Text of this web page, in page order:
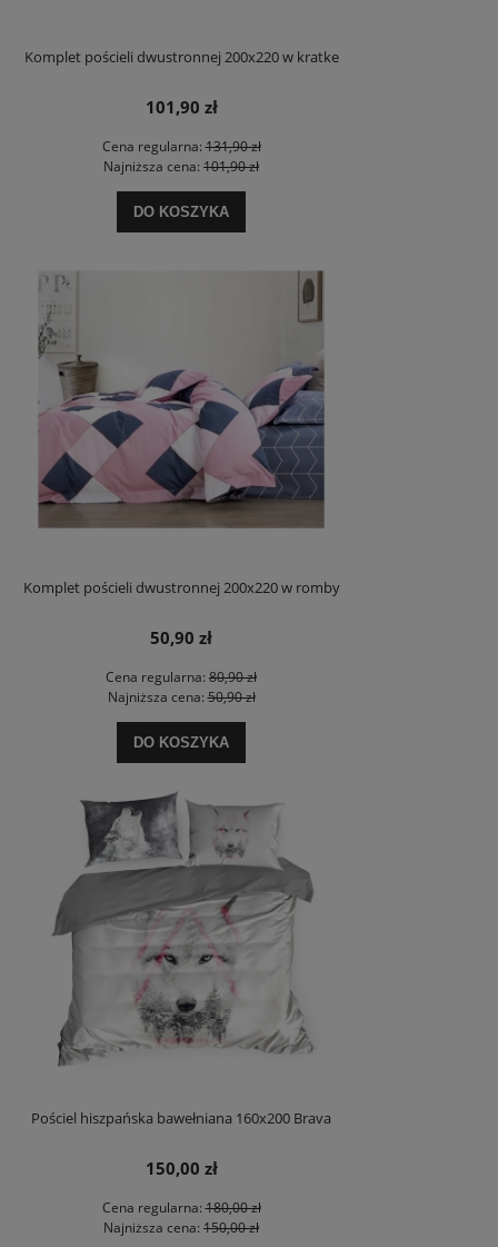
Komplet pościeli dwustronnej 200x220 w kratke
101,90 zł
Cena regularna:131,90 zł
Najniższa cena: 101,90 zł
DO KOSZYKA
Komplet pościeli dwustronnej 200x220 w romby
50,90 zł
Cena regularna: 80,90 zł
Najniższa cena:50,90 zł
DO KOSZYKA
Pościel hiszpańska bawełniana 160x200 Brava
150,00 zł
Cena regularna:180,00 zł
Najniższa cena: 150,00 zł